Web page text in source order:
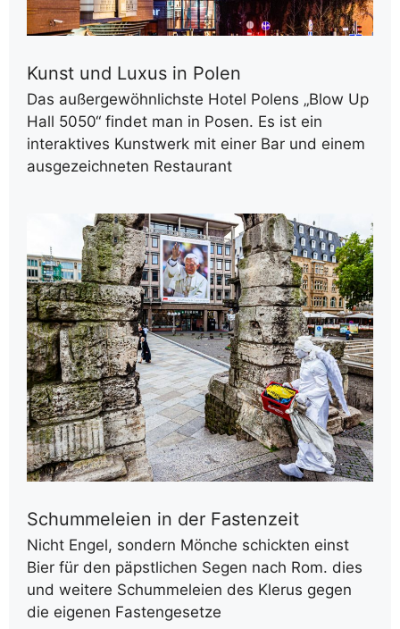
Kunst und Luxus in Polen
Das außergewöhnlichste Hotel Polens „Blow Up
Hall 5050“ findet man in Posen. Es ist ein
interaktives Kunstwerk mit einer Bar und einem
ausgezeichneten Restaurant
Schummeleien in der Fastenzeit
Nicht Engel, sondern Mönche schickten einst
Bier für den päpstlichen Segen nach Rom. dies
und weitere Schummeleien des Klerus gegen
die eigenen Fastengesetze